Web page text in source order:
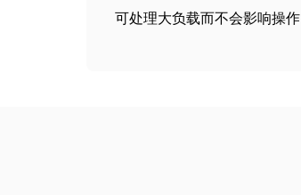
可处理大负载而不会影响操作